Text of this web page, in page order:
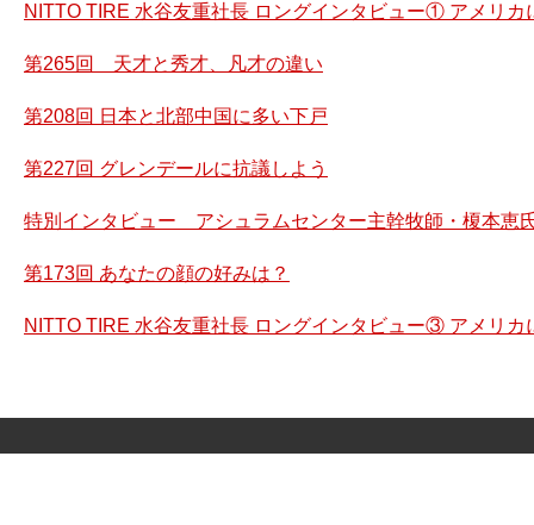
NITTO TIRE 水谷友重社長 ロングインタビュー① アメリカ
第265回 天才と秀才、凡才の違い
第208回 日本と北部中国に多い下戸
第227回 グレンデールに抗議しよう
特別インタビュー アシュラムセンター主幹牧師・榎本恵
第173回 あなたの顔の好みは？
NITTO TIRE 水谷友重社長 ロングインタビュー③ アメリカ